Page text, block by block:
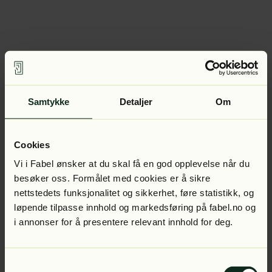
Samtykke Detaljer Om
Cookies
Vi i Fabel ønsker at du skal få en god opplevelse når du
besøker oss. Formålet med cookies er å sikre
nettstedets funksjonalitet og sikkerhet, føre statistikk, og
løpende tilpasse innhold og markedsføring på fabel.no og
i annonser for å presentere relevant innhold for deg.